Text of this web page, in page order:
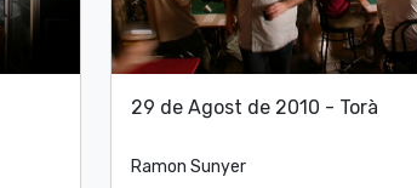
29 de Agost de 2010 - Torà
Ramon Sunyer